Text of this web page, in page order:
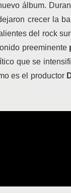
álbum.
crecer la
del rock
preeminente
que se
es el productor